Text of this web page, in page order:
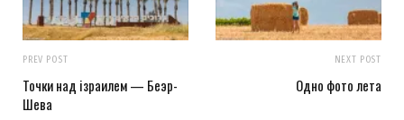
PREV POST
Точки над iзраилем — Беэр-
Шева
NEXT POST
Одно фото лета